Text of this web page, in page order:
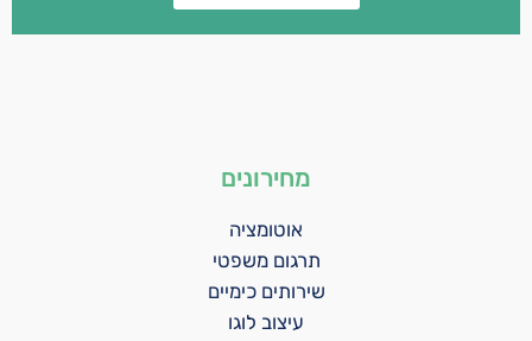
מחירונים
אוטומציה
תרגום משפטי
שירותים כימיים
עיצוב לוגו